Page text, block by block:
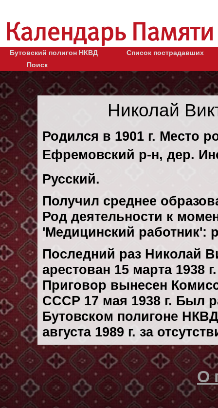
Бутовский полигон НКВД
Список пострадавших
Поиск
Николай
Родился в 1901 г. Место
Ефремовский р-н, дер.
Русский.
Получил среднее
Род деятельности к
'Медицинский работник':
Последний раз Николай
арестован 15 марта 1938 г.
Приговор вынесен
СССР 17 мая 1938 г. Был
Бутовском полигоне
августа 1989 г. за
О